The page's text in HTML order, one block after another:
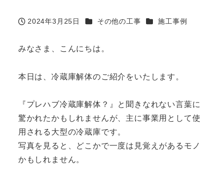
投稿日
2024年3月25日 カテゴリー
その他の工事 カテゴリー
施工事例
みなさま、こんにちは。
本日は、冷蔵庫解体のご紹介をいたします。
『プレハブ冷蔵庫解体？』と聞きなれない言葉に
驚かれたかもしれませんが、主に事業用として使
用される大型の冷蔵庫です。
写真を見ると、どこかで一度は見覚えがあるモノ
かもしれません。